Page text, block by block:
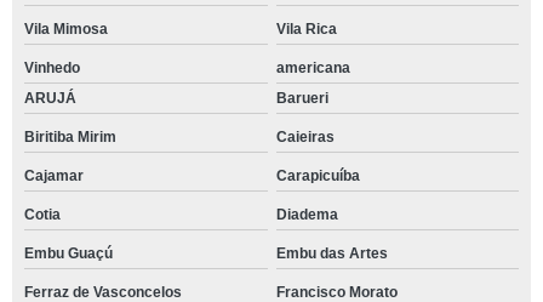
Vila Mimosa Vila Rica
Vinhedo
americana
ARUJÁ
Barueri
Biritiba Mirim Caieiras
Cajamar Carapicuíba
Cotia Diadema
Embu Guaçú Embu das Artes
Ferraz de Vasconcelos Francisco Morato